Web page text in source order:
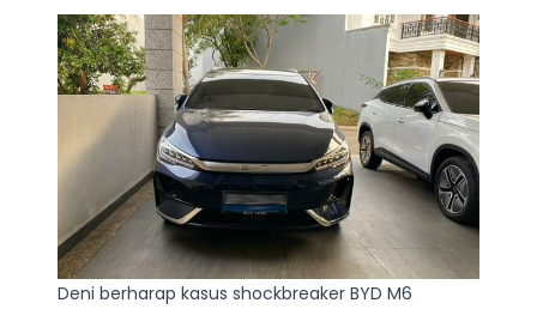
Deni berharap kasus shockbreaker BYD M6